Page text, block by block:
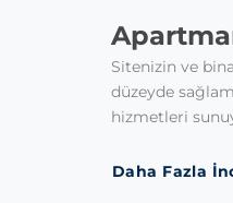
Sitenizin ve
düzeyde
hizmetleri
Daha Fazla